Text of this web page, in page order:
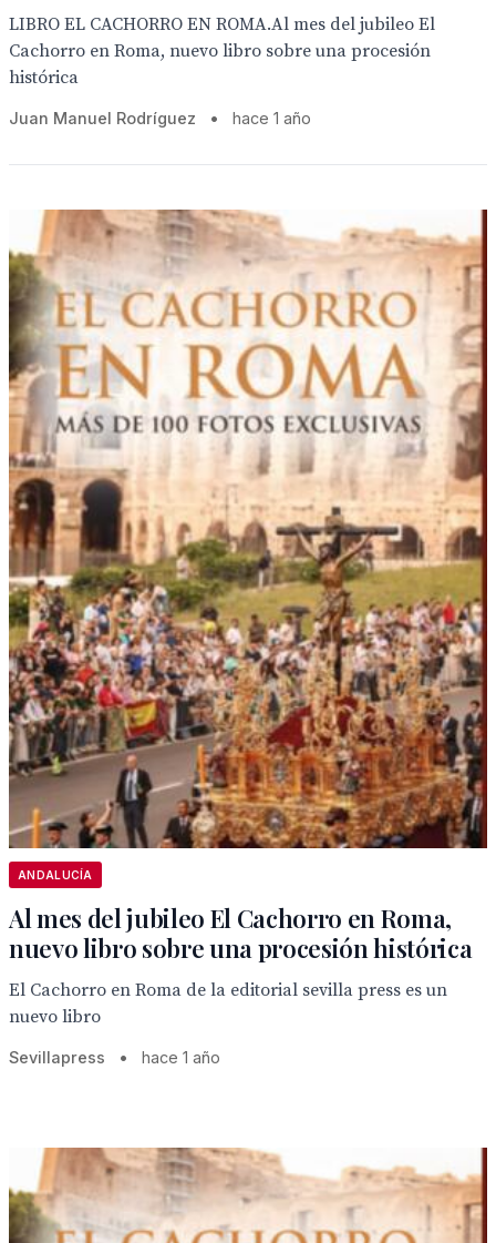
LIBRO EL CACHORRO EN ROMA.Al mes del jubileo El
Cachorro en Roma, nuevo libro sobre una procesión
histórica
Juan Manuel Rodríguez • hace 1 año
ANDALUCÍA
Al mes del jubileo El Cachorro en Roma,
nuevo libro sobre una procesión histórica
El Cachorro en Roma de la editorial sevilla press es un
nuevo libro
Sevillapress • hace 1 año